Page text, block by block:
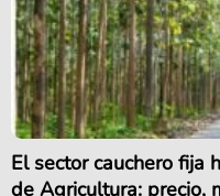
El sector cauchero fija
de Agricultura: precio,